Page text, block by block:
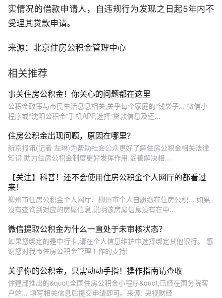
实情况的借款申请人，自违规行为发现之日起5年内不
受理其贷款申请。
来源：北京住房公积金管理中心
相关推荐
事关住房公积金！你关心的问题都在这里
公积金政策与市民生活息息相关,关乎每个家庭的“钱袋子... 微信小
程序或“沈阳公积金”手机APP,选择“贷款信息及还...
住房公积金出现问题，原因在哪里？
新京报讯(记者 左琳)为帮助社会公众更好了解住房公积金相关法律
知识,助力住房公积金制度更好发挥作用,妥善解决相...
【关注】科普！还不会使用住房公积金个人网厅的都看过
来！
柳州市住房公积金个人网厅、柳州市个人自愿缴存住房公积... 如果
没有查询到对应的房屋信息,说明该房屋信息没有在中...
微信提取公积金为什么一直处于未审核状态？
如果您绑定的是中行卡,请在个人信息维护中选择绑定其他银行。 感
谢您对我市住房公积金管理工作的支持!
关乎你的公积金，只需动动手指！操作指南请查收
住建部推出的&quot;全国住房公积金小程序&quot;已经在国务院客
户端... 填写相关信息后提交申请即可。来源: 央视财经